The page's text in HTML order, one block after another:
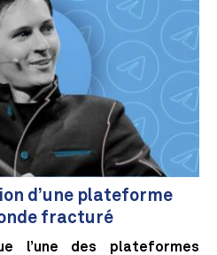
d’une plateforme
fracturé
l’une des plateformes